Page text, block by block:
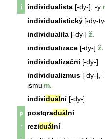
i individualista [-dy-], -y
individualistický [-dy-
individualita [-dy-] ž.
individualizace [-dy-] ž.
individualizační[-dy-]
individualizmus [-dy-],
ismu m.
individuální[-dy-]
p
postgraduální
r
reziduální